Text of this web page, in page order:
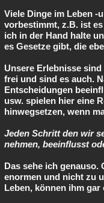
Viele Dinge im Leben -
vorbestimmt, z.B. ist
ich in der Hand halte
es Gesetze gibt, die
Unsere Erlebnisse
frei und sind es auch.
Entscheidungen
usw. spielen hier eine
hinwegsetzen, wenn
Jeden Schritt den wir
nehmen, beeinflusst
Das sehe ich genauso.
enormen und nicht zu
Leben, können ihm gar